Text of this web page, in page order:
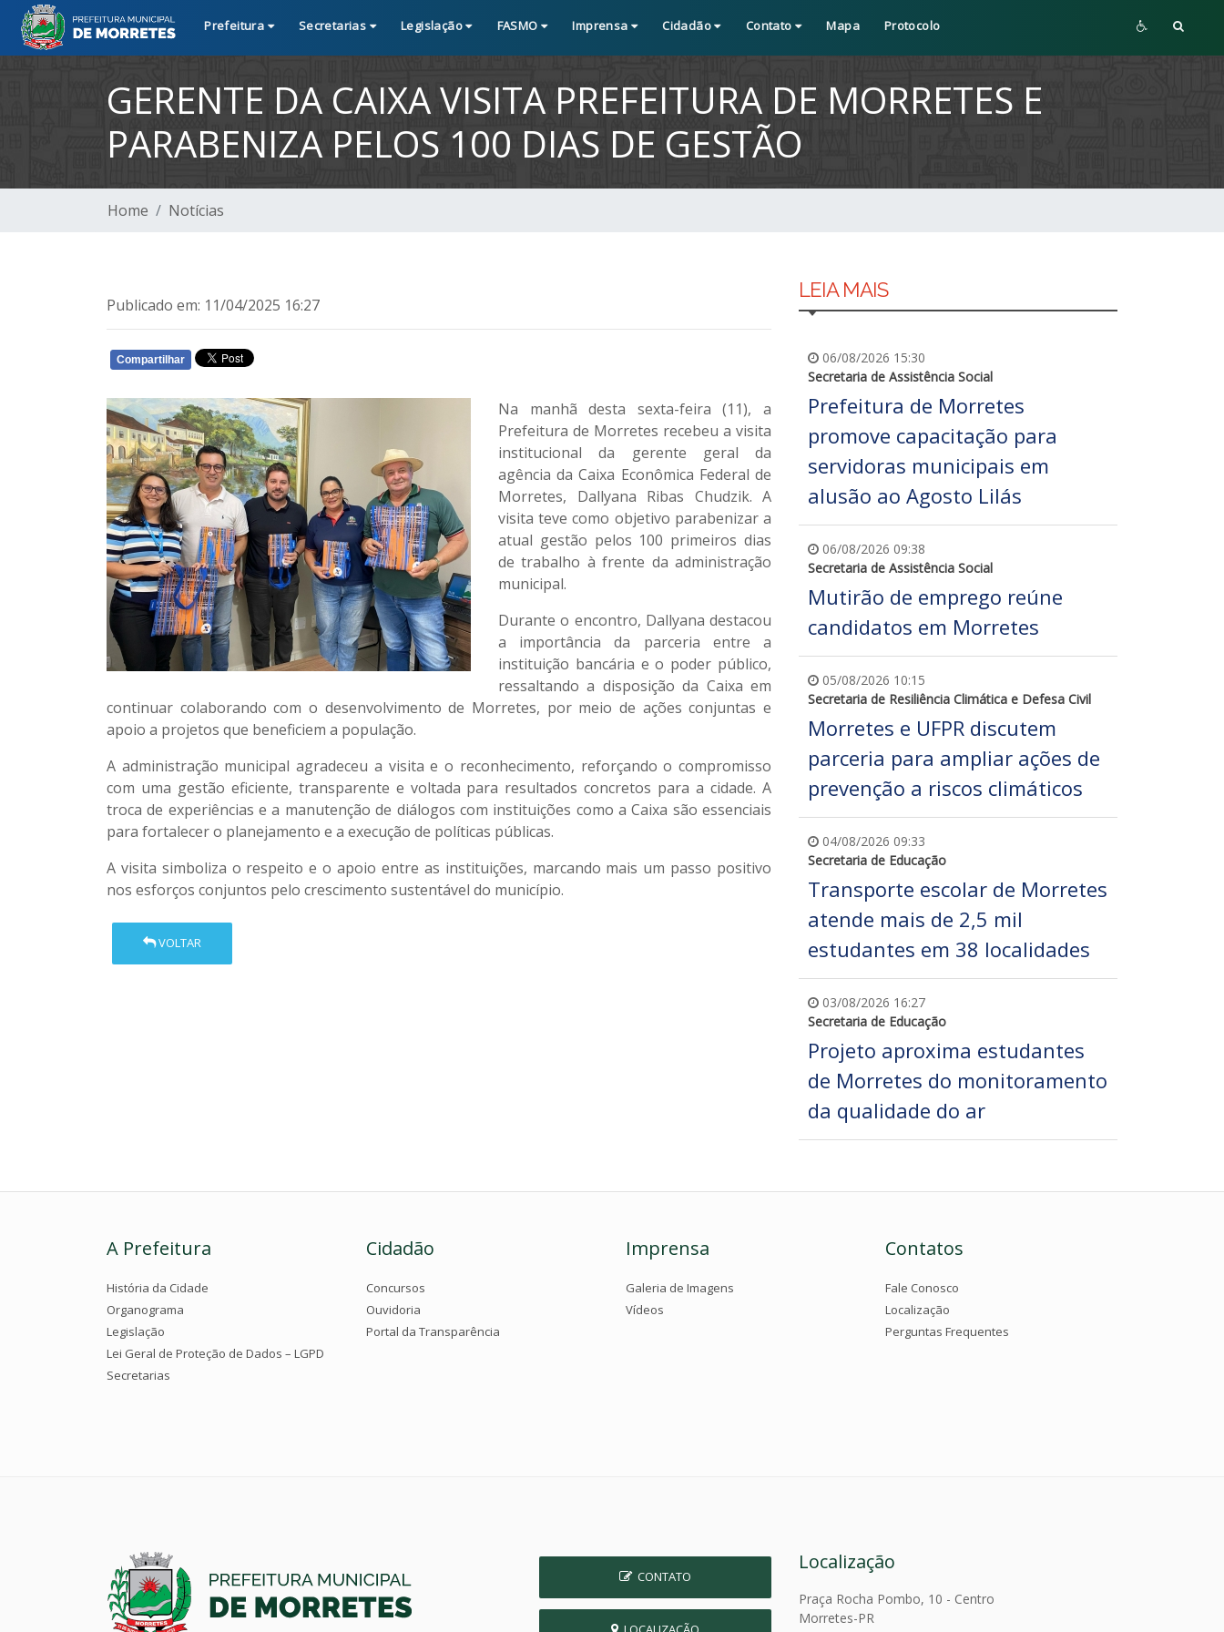
Prefeitura Secretarias Legislação FASMO Imprensa Cidadão Contato Mapa Protocolo
GERENTE DA CAIXA VISITA PREFEITURA DE MORRETES E
PARABENIZA PELOS 100 DIAS DE GESTÃO
Home Notícias
Publicado em: 11/04/2025 16:27
Compartilhar
Na manhã desta sexta-feira (11), a
Prefeitura de Morretes recebeu a visita
institucional da gerente geral da
agência da Caixa Econômica Federal de
Morretes, Dallyana Ribas Chudzik. A
visita teve como objetivo parabenizar a
atual gestão pelos 100 primeiros dias
de trabalho à frente da administração
municipal.
Durante o encontro, Dallyana destacou
a importância da parceria entre a
instituição bancária e o poder público,
ressaltando a disposição da Caixa em
continuar colaborando com o desenvolvimento de Morretes, por meio de ações conjuntas e
apoio a projetos que beneficiem a população.
A administração municipal agradeceu a visita e o reconhecimento, reforçando o compromisso
com uma gestão eficiente, transparente e voltada para resultados concretos para a cidade. A
troca de experiências e a manutenção de diálogos com instituições como a Caixa são essenciais
para fortalecer o planejamento e a execução de políticas públicas.
A visita simboliza o respeito e o apoio entre as instituições, marcando mais um passo positivo
nos esforços conjuntos pelo crescimento sustentável do município.
VOLTAR
LEIA MAIS
06/08/2026 15:30
Secretaria de Assistência Social
Prefeitura de Morretes
promove capacitação para
servidoras municipais em
alusão ao Agosto Lilás
06/08/2026 09:38
Secretaria de Assistência Social
Mutirão de emprego reúne
candidatos em Morretes
05/08/2026 10:15
Secretaria de Resiliência Climática e Defesa Civil
Morretes e UFPR discutem
parceria para ampliar ações de
prevenção a riscos climáticos
04/08/2026 09:33
Secretaria de Educação
Transporte escolar de Morretes
atende mais de 2,5 mil
estudantes em 38 localidades
03/08/2026 16:27
Secretaria de Educação
Projeto aproxima estudantes
de Morretes do monitoramento
da qualidade do ar
A Prefeitura
História da Cidade
Organograma
Legislação
Lei Geral de Proteção de Dados – LGPD
Secretarias
Cidadão
Concursos
Ouvidoria
Portal da Transparência
Imprensa
Galeria de Imagens
Vídeos
Contatos
Fale Conosco
Localização
Perguntas Frequentes
CONTATO
Localização
Praça Rocha Pombo, 10 - Centro
Morretes-PR